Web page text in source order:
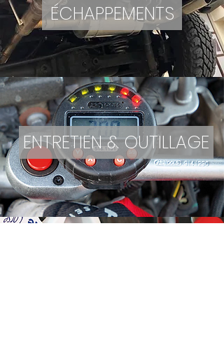
ÉCHAPPEMENTS
ENTRETIEN & OUTILLAGE